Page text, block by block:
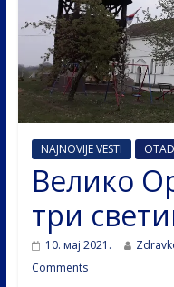
NAJNOVIJE VESTI
Велико
три
10. мај 2021.
Comments